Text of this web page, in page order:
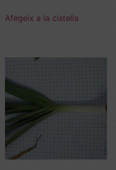
Afegeix a la cistella